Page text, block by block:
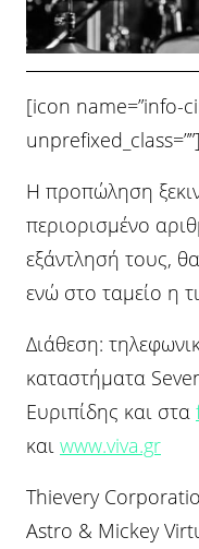
[icon name=”info-
unprefixed_class=””]
Η προπώληση
περιορισμένο
εξάντλησή τους,
ενώ στο ταμείο η
Διάθεση:
καταστήματα
Ευριπίδης και στα
και www.viva.gr
Thievery
Astro & Mickey